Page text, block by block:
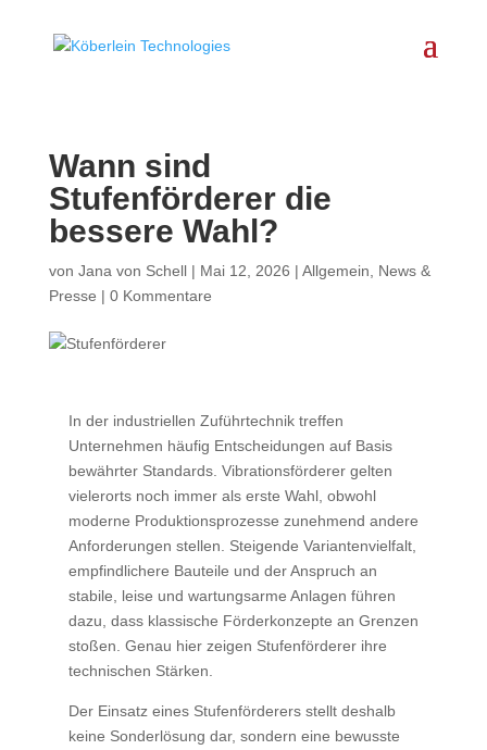
Wann sind
Stufenförderer die
bessere Wahl?
von Jana von Schell| Mai 12, 2026 | Allgemein
News &
Presse | 0 Kommentare
In der industriellen Zuführtechnik treffen
Unternehmen häufig Entscheidungen auf Basis
bewährter Standards. Vibrationsförderer gelten
vielerorts noch immer als erste Wahl, obwohl
moderne Produktionsprozesse zunehmend andere
Anforderungen stellen. Steigende Variantenvielfalt,
empfindlichere Bauteile und der Anspruch an
stabile, leise und wartungsarme Anlagen führen
dazu, dass klassische Förderkonzepte an Grenzen
stoßen. Genau hier zeigen Stufenförderer ihre
technischen Stärken.
Der Einsatz eines Stufenförderers stellt deshalb
keine Sonderlösung dar, sondern eine bewusste